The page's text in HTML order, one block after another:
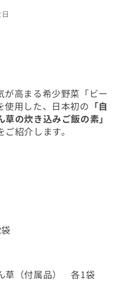
が高まる希少野菜「ビー
使用した、日本初の 「自
の炊き込みご飯の素」
紹介します。
草（付属品） 各1袋